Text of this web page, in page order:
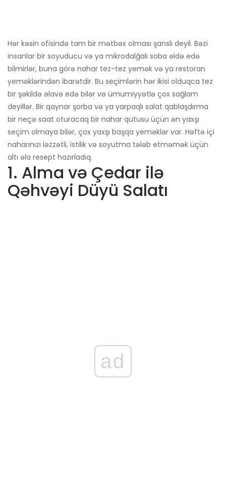
Hər kəsin ofisində tam bir mətbəx olması şanslı deyil. Bəzi
insanlar bir soyuducu və ya mikrodalğalı soba əldə edə
bilmirlər, buna görə nahar tez-tez yemək və ya restoran
yeməklərindən ibarətdir. Bu seçimlərin hər ikisi olduqca tez
bir şəkildə əlavə edə bilər və ümumiyyətlə çox sağlam
deyillər. Bir qaynar şorba və ya yarpaqlı salat qablaşdırma
bir neçə saat oturacaq bir nahar qutusu üçün ən yaxşı
seçim olmaya bilər, çox yaxşı başqa yeməklər var. Həftə içi
naharınızı ləzzətli, istilik və soyutma tələb etməmək üçün
altı əla resept hazırladıq.
1. Alma və Çedar ilə
Qəhvəyi Düyü Salatı
ad